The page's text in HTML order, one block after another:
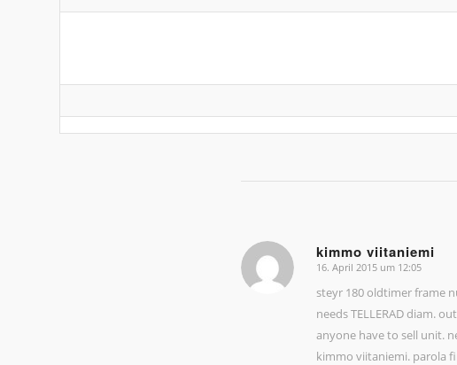
kimmo viitaniemi
sagte:
16. April 2015 um 12:05
steyr 180 oldtimer frame
needs TELLERAD diam.
anyone have to sell unit.
kimmo viitaniemi. parola